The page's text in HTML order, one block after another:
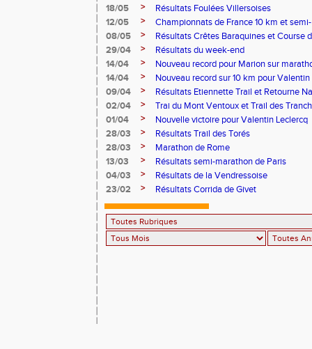
18/05
>
Résultats Foulées Villersoises
12/05
>
Championnats de France 10 km et
08/05
>
Résultats Crêtes Baraquines et Course
29/04
>
Résultats du week-end
14/04
>
Nouveau record pour Marion sur
14/04
>
Nouveau record sur 10 km pour Valentin
09/04
>
Résultats Etiennette Trail et Retourne
02/04
>
Trai du Mont Ventoux et Trail des
01/04
>
Nouvelle victoire pour Valentin Leclercq
28/03
>
Résultats Trail des Torés
28/03
>
Marathon de Rome
13/03
>
Résultats semi-marathon de Paris
04/03
>
Résultats de la Vendressoise
23/02
> Résultats Corrida de Givet